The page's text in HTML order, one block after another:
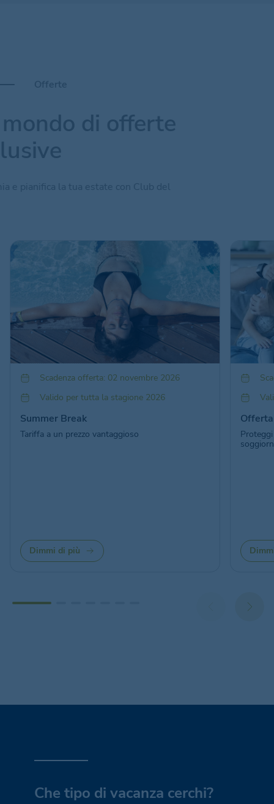
Offerte
di offerte
e pianifica la tua estate con Club del
Scadenza offerta: 02 novembre 2026
Valido per tutta la stagione 2026
Summer Break
Tariffa a un prezzo vantaggioso
Dimmi di più
Che tipo di vacanza cerchi?